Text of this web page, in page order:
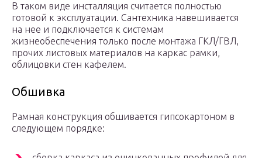
В таком виде инсталляция считается полностью
готовой к эксплуатации. Сантехника навешивается
на нее и подключается к системам
жизнеобеспечения только после монтажа ГКЛ/ГВЛ,
прочих листовых материалов на каркас рамки,
облицовки стен кафелем.
Обшивка
Рамная конструкция обшивается гипсокартоном в
следующем порядке: